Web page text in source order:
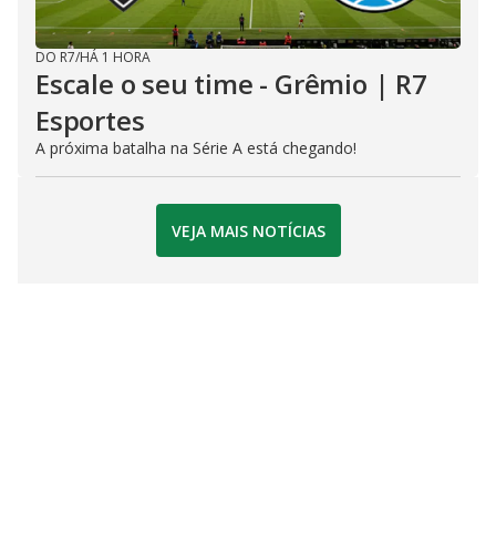
DO R7/HÁ 1 HORA
Escale o seu time - Grêmio | R7
Esportes
A próxima batalha na Série A está chegando!
VEJA MAIS NOTÍCIAS